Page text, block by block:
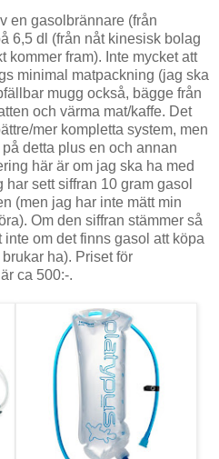
en gasolbrännare (från
6,5 dl (från nåt kinesisk bolag
kommer fram). Inte mycket att
minimal matpackning (jag ska
mugg också, bägge från
och värma mat/kaffe. Det
mer kompletta system, men
detta plus en och annan
här är om jag ska ha med
sett siffran 10 gram gasol
(men jag har inte mätt min
Om den siffran stämmer så
om det finns gasol att köpa
ha). Priset för
ca 500:-.